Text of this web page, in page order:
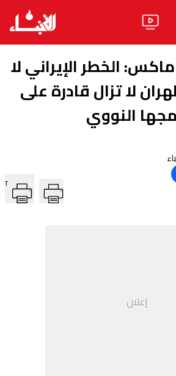
الخطر الإيراني لا
لا تزال قادرة على
النووي
T
إعلان